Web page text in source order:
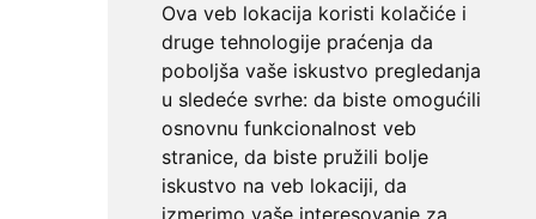
Ova veb lokacija koristi kolačiće i
druge tehnologije praćenja da
poboljša vaše iskustvo pregledanja
u sledeće svrhe: da biste omogućili
osnovnu funkcionalnost veb
stranice, da biste pružili bolje
iskustvo na veb lokaciji, da
izmerimo vaše interesovanje za